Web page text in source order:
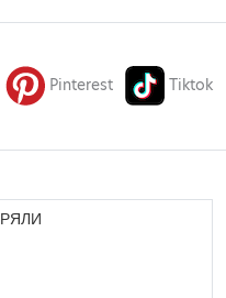
Pinterest Tiktok